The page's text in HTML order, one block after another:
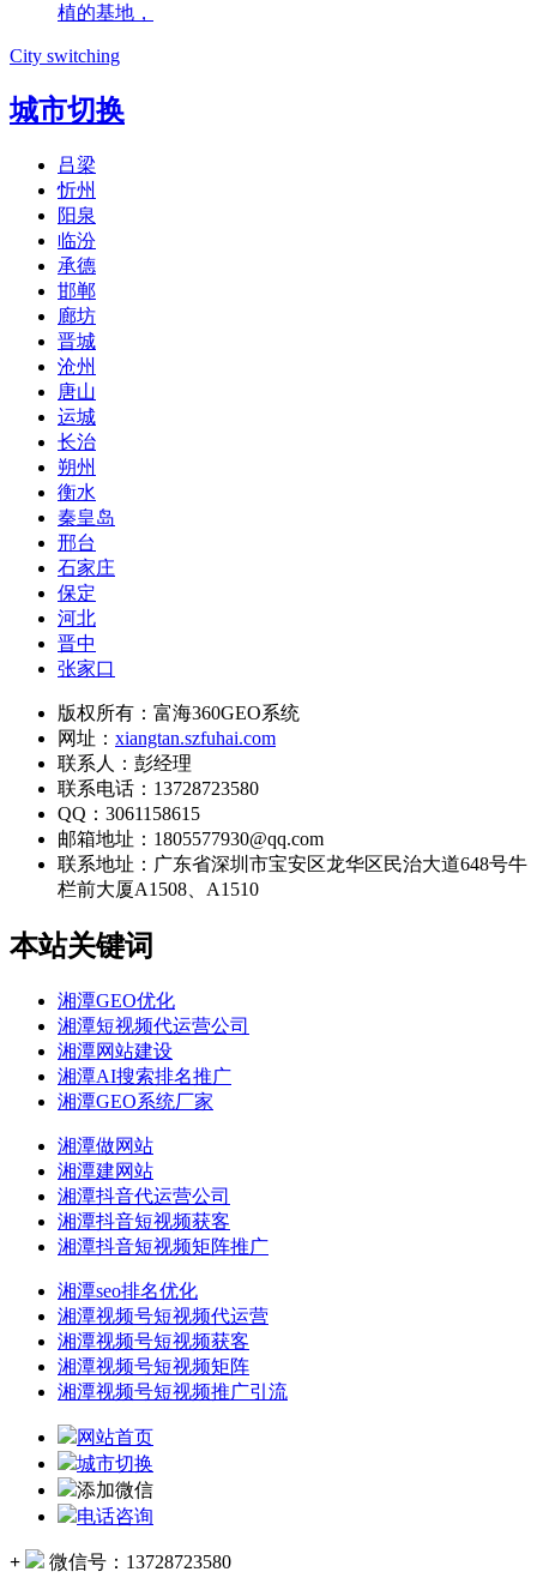
植的基地，
City switching
城市切换
吕梁
忻州
阳泉
临汾
承德
邯郸
廊坊
晋城
沧州
唐山
运城
长治
朔州
衡水
秦皇岛
邢台
石家庄
保定
河北
晋中
张家口
版权所有：富海360GEO系统
网址： xiangtan.szfuhai.com
联系人：彭经理
联系电话：13728723580
QQ：3061158615
邮箱地址：1805577930@qq.com
联系地址： 广东省深圳市宝安区龙华区民治大道648号牛
栏前大厦A1508、A1510
本站关键词
湘潭GEO优化
湘潭短视频代运营公司
湘潭网站建设
湘潭AI搜索排名推广
湘潭GEO系统厂家
湘潭做网站
湘潭建网站
湘潭抖音代运营公司
湘潭抖音短视频获客
湘潭抖音短视频矩阵推广
湘潭seo排名优化
湘潭视频号短视频代运营
湘潭视频号短视频获客
湘潭视频号短视频矩阵
湘潭视频号短视频推广引流
网站首页
城市切换
添加微信
电话咨询
+ 微信号： 13728723580